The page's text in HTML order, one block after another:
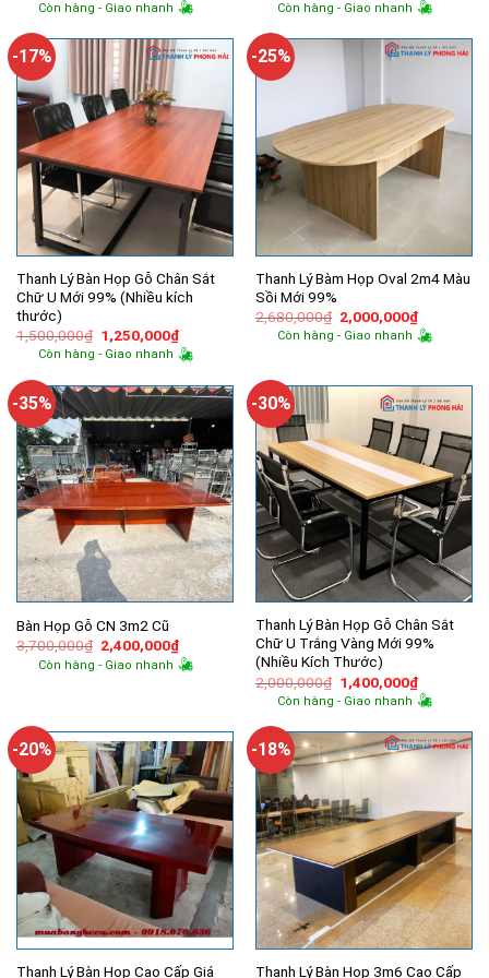
là:
tại
2,200,000₫.
Còn hàng - Giao nhanh
là:
tại
Còn hàng - Giao nhanh
-17%
Thanh Lý Bàn Họp Gỗ Chân Sắt
Chữ U Mới 99% (Nhiều kích
thước)
1,500,000₫ Giá
gốc
là:
1,250,000₫Giá
hiện
tại
1,250,000₫.
Còn hàng - Giao nhanh
-25%
Thanh Lý Bàm Họp Oval 2m4 Màu
Sồi Mới 99%
2,680,000₫ Giá
gốc
là:
2,000,000₫Giá
hiện
tại
Còn hàng - Giao nhanh
-35%
Bàn Họp Gỗ CN 3m2 Cũ
3,700,000₫ Giá
gốc
là:
2,400,000₫Giá
hiện
tại
Còn hàng - Giao nhanh
-30%
Thanh Lý Bàn Họp Gỗ Chân Sắt
Chữ U Trắng Vàng Mới 99%
(Nhiều Kích Thước)
2,000,000₫ Giá
gốc
là:
1,400,000₫Giá
hiện
tại
Còn hàng - Giao nhanh
-20%
Thanh Lý Bàn Họp Cao Cấp Giá
-18%
Thanh Lý Bàn Họp 3m6 Cao Cấp